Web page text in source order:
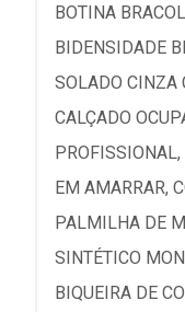
BOTINA
BIDENSIDADE
SOLADO CINZA
CALÇADO
EM AMARRAR,
PALMILHA DE
SINTÉTICO
BIQUEIRA DE